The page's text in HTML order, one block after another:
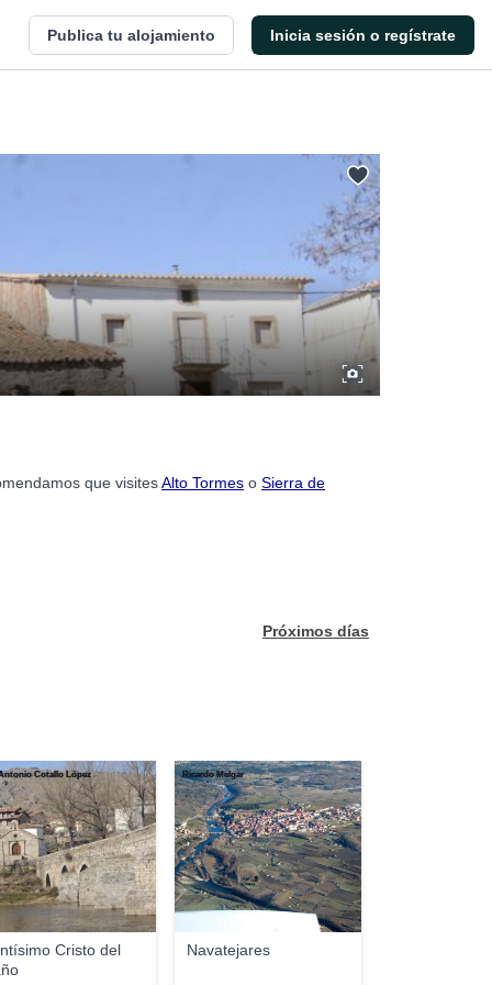
Publica tu alojamiento Inicia sesión o regístrate
que visitesAlto Tormes o Sierra de
Próximos días
Cristo del
Cotallo López
Navatejares
Ricardo Melgar